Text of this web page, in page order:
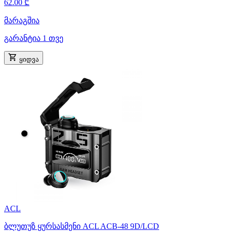
62.00 ₾
მარაგშია
გარანტია 1 თვე
ყიდვა
ACL
ბლუთუზ ყურსასმენი ACL ACB-48 9D/LCD